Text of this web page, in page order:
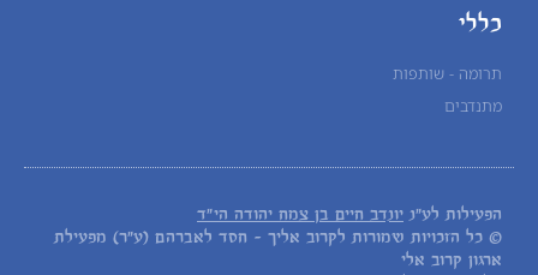
כללי
תרומה - שותפות
מתנדבים
הפעילות לע"נ יונדב חיים בן צמח יהודה הי"ד
© כל הזכויות שמורות לקרוב אליך - חסד לאברהם (ע"ר) מפעילת
ארגון קרוב אלי